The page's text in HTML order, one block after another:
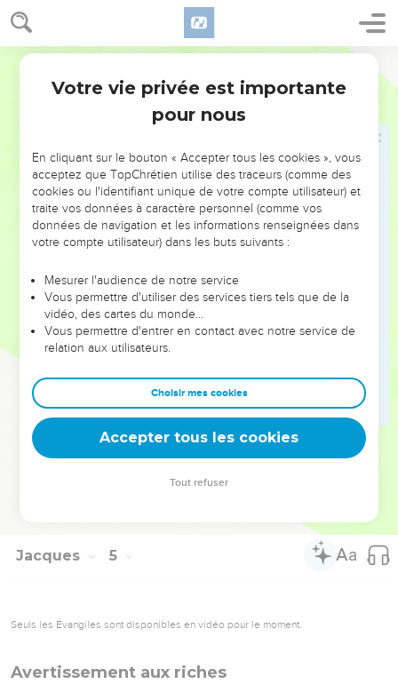
Jacques 4
t’en fais le juge.
Or il n’y a qu’un seul législateur et juge, celui qui peut
*sauver et faire périr. Mais pour qui te prends-tu, toi qui juges
ton prochain ?
Et maintenant, écoutez-moi, vous qui dites : « Aujourd’hui
ou demain, nous irons dans telle ville, nous y passerons une
année, nous y ferons des affaires et nous gagnerons de
l’argent. »
Savez-vous ce que demain vous réserve ? Qu’est-ce que
votre vie ? Une brume légère, visible quelques instants et
qui se dissipe bien vite.
Voici ce que vous devriez dire : « Si le Seigneur le veut,
nous vivrons et nous ferons ceci ou cela ! »
présomptueux. Tout orgueil de ce genre est mauvais.
Oui, « celui qui sait faire le bien et ne le fait pas, se rend
coupable d’un péché. »
La Bible Du Semeur Copyright © 1992, 1999 by Biblica, Inc.® Used by permission.
Jacques 5
Seuls les Évangiles sont disponibles en vidéo pour le moment.
Avertissement aux riches
Votre vie privée est importante
pour nous
En cliquant sur le bouton « Accepter tous les cookies », vous
acceptez que TopChrétien utilise des traceurs (comme des
cookies ou l'identifiant unique de votre compte utilisateur) et
traite vos données à caractère personnel (comme vos
données de navigation et les informations renseignées dans
votre compte utilisateur) dans les buts suivants :
Mesurer l'audience de notre service
Vous permettre d'utiliser des services tiers tels que de la
vidéo, des cartes du monde…
Vous permettre d'entrer en contact avec notre service de
relation aux utilisateurs.
Choisir mes cookies
Accepter tous les cookies
Tout refuser